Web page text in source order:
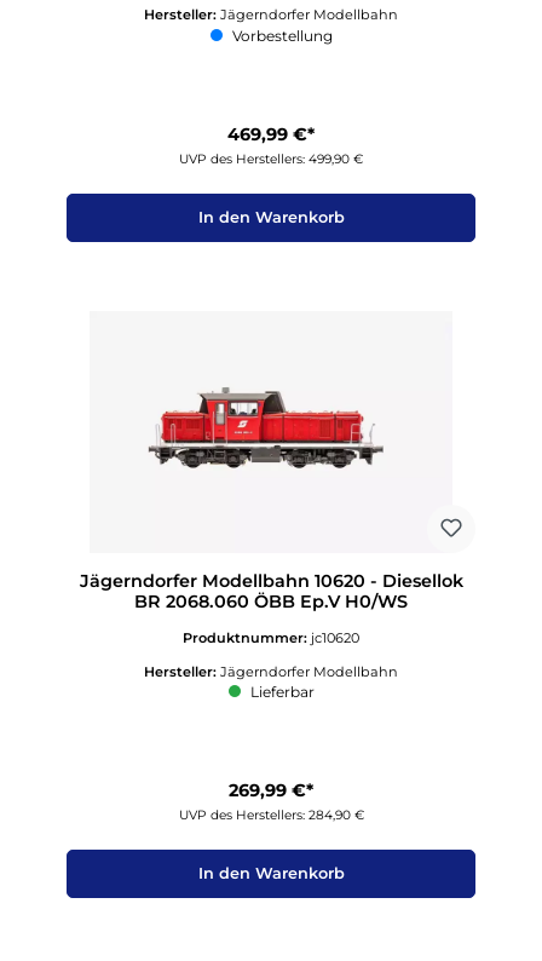
Hersteller: Jägerndorfer Modellbahn
Vorbestellung
469,99 €*
UVP des Herstellers: 499,90 €
In den Warenkorb
Jägerndorfer Modellbahn 10620 - Diesellok
BR 2068.060 ÖBB Ep.V H0/WS
Produktnummer: jc10620
Hersteller: Jägerndorfer Modellbahn
Lieferbar
269,99 €*
UVP des Herstellers: 284,90 €
In den Warenkorb